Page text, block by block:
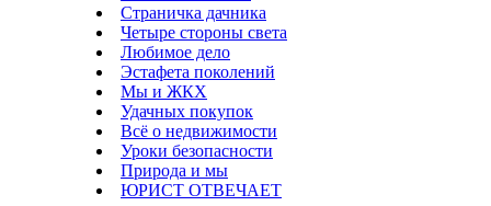
Страничка дачника
Четыре стороны света
Любимое дело
Эстафета поколений
Мы и ЖКХ
Удачных покупок
Всё о недвижимости
Уроки безопасности
Природа и мы
ЮРИСТ ОТВЕЧАЕТ